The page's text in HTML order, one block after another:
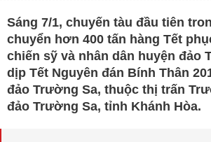
Sáng 7/1, chuyến tàu đầu tiên
chuyển hơn 400 tấn hàng Tết
chiến sỹ và nhân dân huyện đảo
dịp Tết Nguyên đán Bính Thân
đảo Trường Sa, thuộc thị trấn
đảo Trường Sa, tỉnh Khánh Hòa.